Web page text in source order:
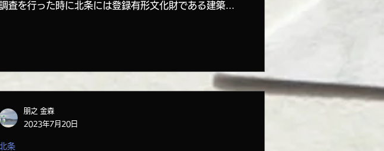
査を行った時に北条には登録有形文化財である建築物
条
朋之 金森
2023年7月20日